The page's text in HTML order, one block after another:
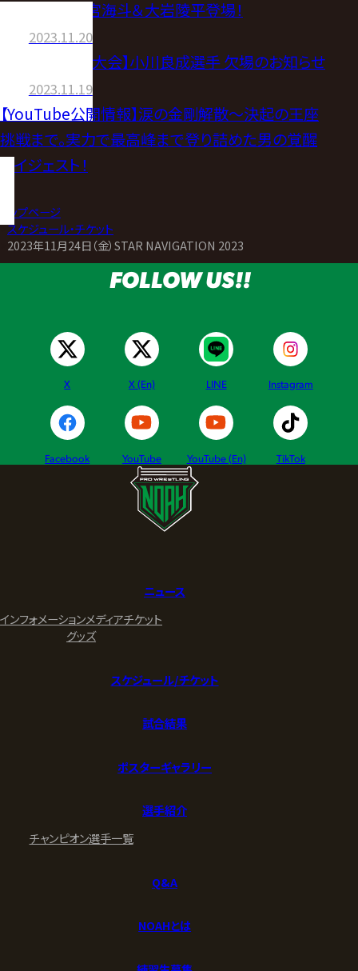
サイン会に清宮海斗＆大岩陵平登場！
2023.11.20
【11.24後楽園大会】小川良成選手 欠場のお知らせ
2023.11.19
【YouTube公開情報】涙の金剛解散〜決起の王座
挑戦まで。実力で最高峰まで登り詰めた男の覚醒
ダイジェスト！
トップページ
>スケジュール・チケット
2023年11月24日（金）STAR NAVIGATION 2023
FOLLOW US!!
X X (En) LINE Instagram
Facebook YouTube YouTube (En) TikTok
ニュース
インフォメーションメディアチケット
グッズ
スケジュール/チケット
試合結果
ポスターギャラリー
選手紹介
チャンピオン選手一覧
Q&A
NOAHとは